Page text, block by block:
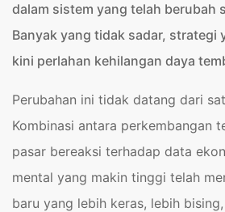
dalam sistem yang telah berubah
Banyak yang tidak sadar, strategi
kini perlahan kehilangan daya
Perubahan ini tidak datang dari
Kombinasi antara perkembangan
pasar bereaksi terhadap data
mental yang makin tinggi telah
baru yang lebih keras, lebih